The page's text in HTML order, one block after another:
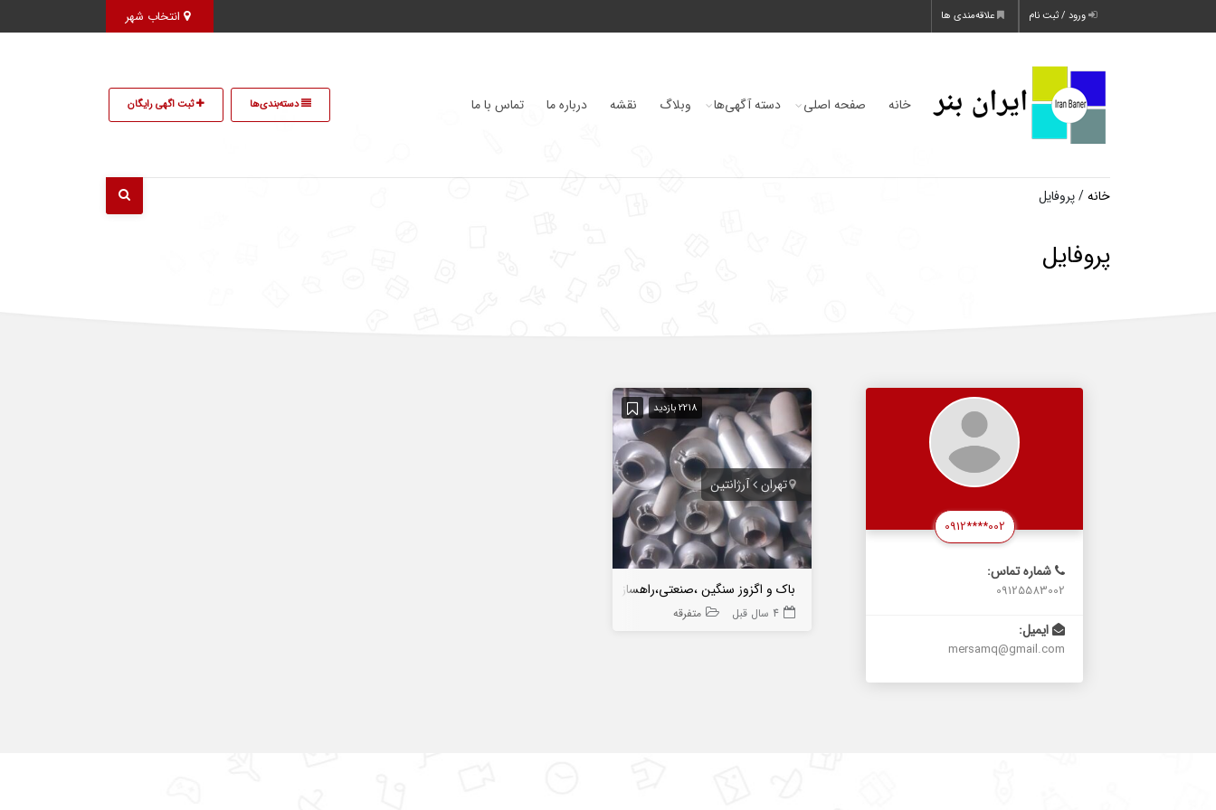
ورود / ثبت نام علاقه‌مندی ها
خانه صفحه اصلی دسته آگهی‌ها وبلاگ نقشه درباره ما تماس با ما دسته‌بندی‌ها ثبت اگهی رایگان
خانه/ پروفایل
پروفایل
0912****002
شماره تماس:
09125583002
ایمیل:
mersamq@gmail.com
2218 بازدید
تهران آرژانتین
باک و اگزوز سنگین ،صنعتی،راهسازی،ژنراتور برق
4 سال قبل متفرقه